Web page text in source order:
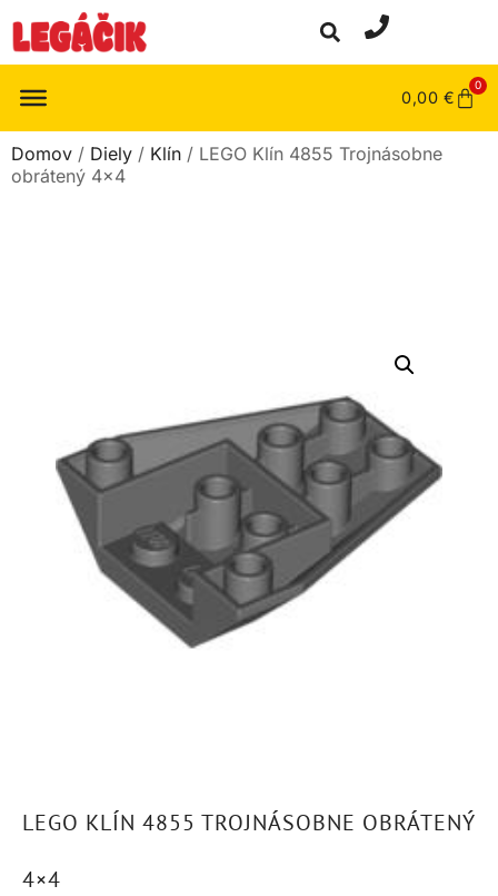
0,00 €
0
Domov / Diely / Klín / LEGO Klín 4855 Trojnásobne
obrátený 4×4
LEGO KLÍN 4855 TROJNÁSOBNE OBRÁTENÝ
4×4